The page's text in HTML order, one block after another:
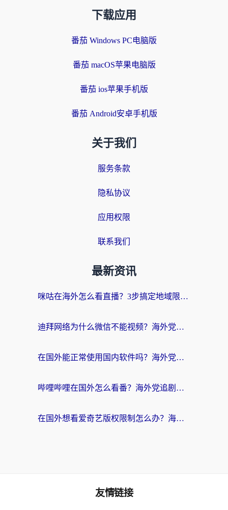
下载应用
番茄 Windows PC电脑版
番茄 macOS苹果电脑版
番茄 ios苹果手机版
番茄 Android安卓手机版
关于我们
服务条款
隐私协议
应用权限
联系我们
最新资讯
咪咕在海外怎么看直播？3步搞定地域限制，还能畅看腾讯视频与国内热剧
迪拜网络为什么微信不能视频？海外党必看的回国加速全攻略
在国外能正常使用国内软件吗？海外党亲测有效的无缝访问指南
哔哩哔哩在国外怎么看番？海外党追剧看片的终极解决方案
在国外想看爱奇艺版权限制怎么办？海外华人必看的追剧自由指南
友情链接